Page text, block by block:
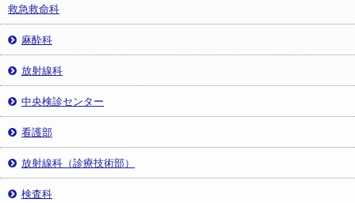
救急救命科
麻酔科
放射線科
中央検診センター
看護部
放射線科（診療技術部）
検査科